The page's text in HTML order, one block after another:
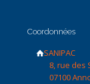
Coordonnées
SANIPAC
8, rue des
07100